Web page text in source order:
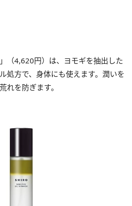
（4,620円）は、ヨモギを抽出した
処方で、身体にも使えます。潤いを
れを防ぎます。